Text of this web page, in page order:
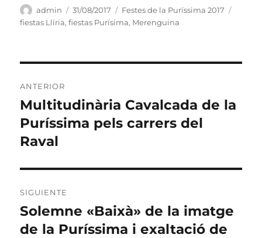
Autor
admin
Publicado
el
31/08/2017 Categorías
Festes de la Puríssima 2017
fiestas Llíria,fiestas Purísima, Merenguina
de
entradas
ANTERIOR
Entrada
anterior:
Multitudinària Cavalcada de la
Puríssima pels carrers del
Raval
SIGUIENTE
Entrada
siguiente:
Solemne «Baixà» de la imatge
de la Puríssima i exaltació de